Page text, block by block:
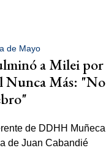
de Mayo
a Milei por
Nunca Más: "No